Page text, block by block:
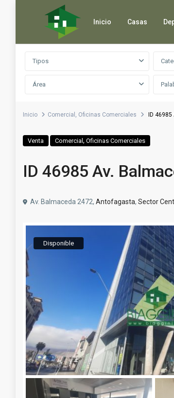
Inicio Casas
Búsqueda avanzada
Tipos
Área
Inicio Comercial , Oficinas Comerciales ID
Venta Comercial , Oficinas Comerciales
ID 46985 Av.
Av. Balmaceda 2472, Antofagasta, Sector
Disponible